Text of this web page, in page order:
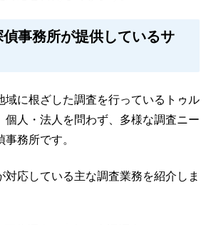
偵事務所が提供しているサ
域に根ざした調査を行っているトゥル
個人・法人を問わず、多様な調査ニー
務所です。
対応している主な調査業務を紹介しま